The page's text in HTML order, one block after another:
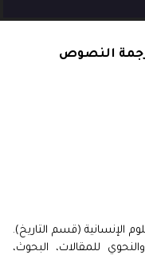
النصوص
الإنسانية (قسم التاريخ).
للمقالات، البحوث،